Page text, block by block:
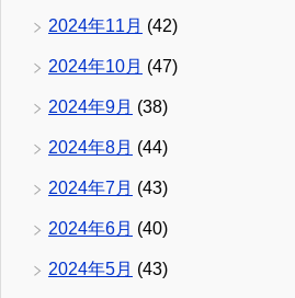
2024年11月 (42)
2024年10月 (47)
2024年9月 (38)
2024年8月 (44)
2024年7月 (43)
2024年6月 (40)
2024年5月 (43)